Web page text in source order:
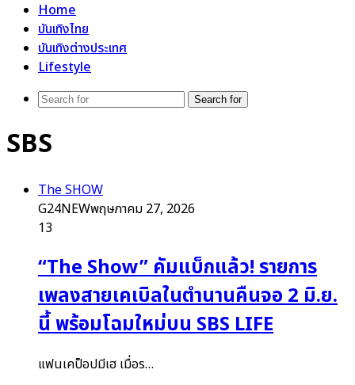
Home
บันเทิงไทย
บันเทิงต่างประเทศ
Lifestyle
Search for
SBS
The SHOW
G24NEWพฤษภาคม 27, 2026
13
“The Show” คัมแบ็กแล้ว! รายการ
เพลงสายเคเบิลในตำนานคืนจอ 2 มิ.ย.
นี้ พร้อมโฉมใหม่บน SBS LIFE
แฟนเคป็อปมีเฮ เมื่อร…